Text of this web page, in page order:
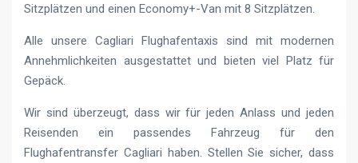
Sitzplätzen und einen Economy+-Van mit 8 Sitzplätzen.
Alle unsere Cagliari Flughafentaxis sind mit modernen
Annehmlichkeiten ausgestattet und bieten viel Platz für
Gepäck.
Wir sind überzeugt, dass wir für jeden Anlass und jeden
Reisenden ein passendes Fahrzeug für den
Flughafentransfer Cagliari haben. Stellen Sie sicher, dass